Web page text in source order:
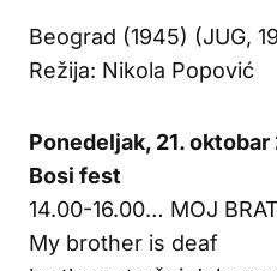
Beograd (1945) (JUG,
Režija: Nikola Popović
Ponedeljak, 21. oktobar
Bosi fest
14.00-16.00… MOJ
My brother is deaf